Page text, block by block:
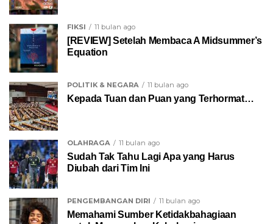
FIKSI 11 bulan ago
[REVIEW] Setelah Membaca A Midsummer’s
Equation
POLITIK & NEGARA 11 bulan ago
Kepada Tuan dan Puan yang Terhormat…
OLAHRAGA 11 bulan ago
Sudah Tak Tahu Lagi Apa yang Harus
Diubah dari Tim Ini
PENGEMBANGAN DIRI 11 bulan ago
Memahami Sumber Ketidakbahagiaan